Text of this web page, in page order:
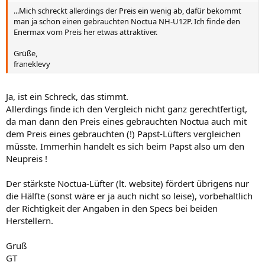
...Mich schreckt allerdings der Preis ein wenig ab, dafür bekommt
man ja schon einen gebrauchten Noctua NH-U12P. Ich finde den
Enermax vom Preis her etwas attraktiver.
Grüße,
franeklevy
Ja, ist ein Schreck, das stimmt.
Allerdings finde ich den Vergleich nicht ganz gerechtfertigt,
da man dann den Preis eines gebrauchten Noctua auch mit
dem Preis eines gebrauchten (!) Papst-Lüfters vergleichen
müsste. Immerhin handelt es sich beim Papst also um den
Neupreis !
Der stärkste Noctua-Lüfter (lt. website) fördert übrigens nur
die Hälfte (sonst wäre er ja auch nicht so leise), vorbehaltlich
der Richtigkeit der Angaben in den Specs bei beiden
Herstellern.
Gruß
GT